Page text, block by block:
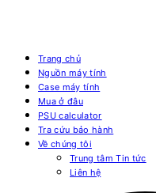
Trang chủ
Nguồn máy tính
Case máy tính
Mua ở đâu
PSU calculator
Tra cứu bảo hành
Về chúng tôi
Trung tâm Tin tức
Liên hệ